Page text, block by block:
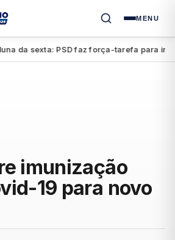
MENU
sexta: PSD faz força-tarefa para
imunização
19 para novo